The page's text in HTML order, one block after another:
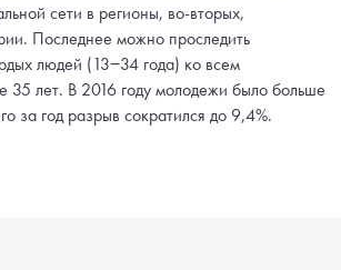
сети в регионы, во-вторых,
Последнее можно проследить
людей (13−34 года) ко всем
35 лет. В 2016 году молодежи было больше
за год разрыв сократился до 9,4%.